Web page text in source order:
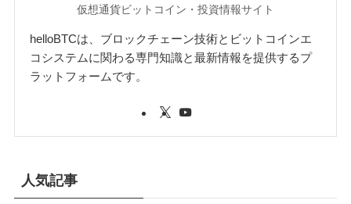
仮想通貨ビットコイン・投資情報サイト
helloBTCは、ブロックチェーン技術とビットコインエ
コシステムに関わる専門知識と最新情報を提供するプ
ラットフォームです。
人気記事